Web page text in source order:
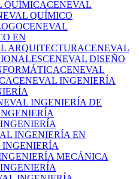
QUÍMICACENEVAL
QUÍMICO
CENEVAL
EN
ARQUITECTURACENEVAL
CENEVAL DISEÑO
CENEVAL
CENEVAL INGENIERÍA
INGENIERÍA DE
INGENIERÍA EN
INGENIERÍA
MECÁNICA